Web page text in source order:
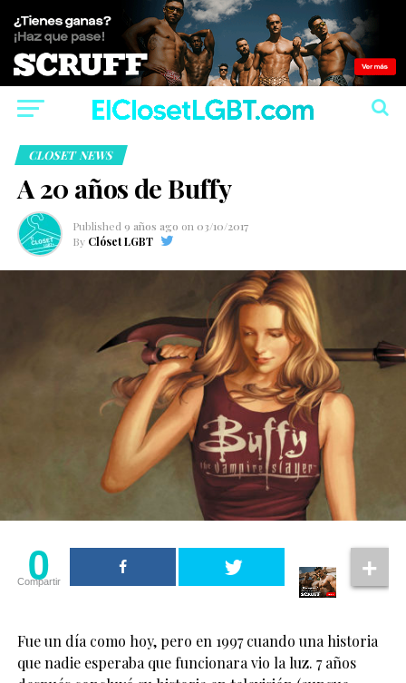
CLOSET NEWS
A 20 años de Buffy
Published 9 años ago on 03/10/2017
By Clóset LGBT
0
Compartir
Fue un día como hoy, pero en 1997 cuando una historia
que nadie esperaba que funcionara vio la luz. 7 años